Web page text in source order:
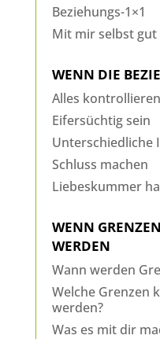
Beziehungs-1×1
Mit mir selbst gut
WENN DIE
Alles kontrollieren
Eifersüchtig sein
Unterschiedliche
Schluss machen
Liebeskummer
WENN
WERDEN
Wann werden
Welche Grenzen
werden?
Was es mit dir